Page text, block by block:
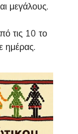
μεγάλους.
τις 10 το
ημέρας.